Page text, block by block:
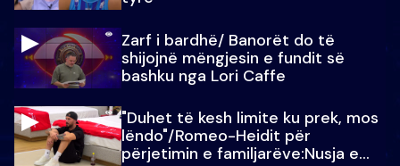
Zarf i bardhë/ Banorët do të
shijojnë mëngjesin e fundit së
bashku nga Lori Caffe
"Duhet të kesh limite ku prek, mos
lëndo"/Romeo-Heidit për
përjetimin e familjarëve:Nusja e